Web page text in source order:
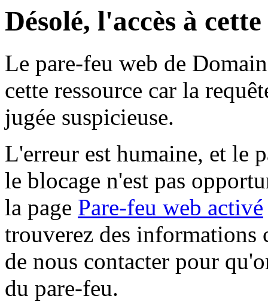
Désolé, l'accès à
Le pare-feu web de
cette ressource car la
jugée suspicieuse.
L'erreur est humaine, et le
le blocage n'est pas
la page Pare-feu web activé
trouverez des informations
de nous contacter pour
du pare-feu.